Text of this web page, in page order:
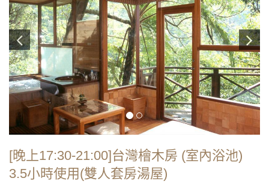
[晚上17:30-21:00]台灣檜木房 (室內浴池)
3.5小時使用(雙人套房湯屋)